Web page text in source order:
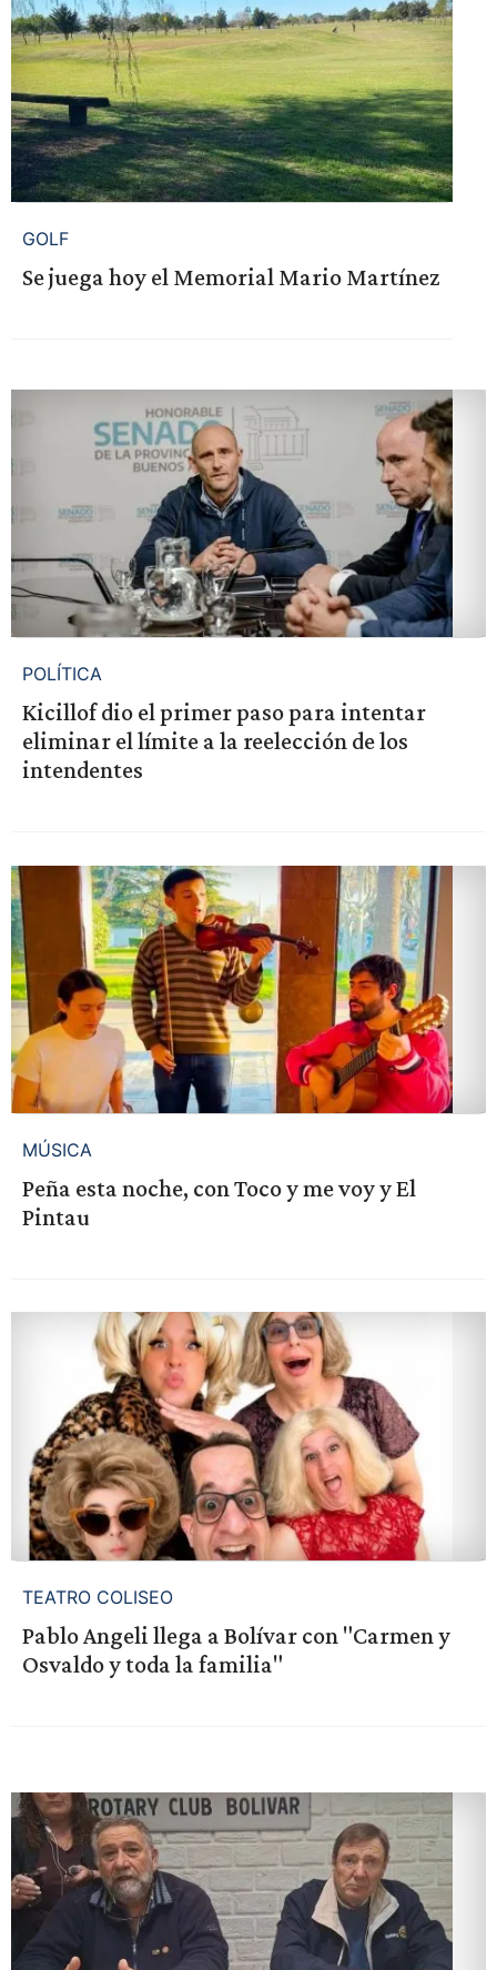
GOLF
Se juega hoy el Memorial Mario Martínez
POLÍTICA
Kicillof dio el primer paso para intentar
eliminar el límite a la reelección de los
intendentes
MÚSICA
Peña esta noche, con Toco y me voy y El
Pintau
TEATRO COLISEO
Pablo Angeli llega a Bolívar con "Carmen y
Osvaldo y toda la familia"